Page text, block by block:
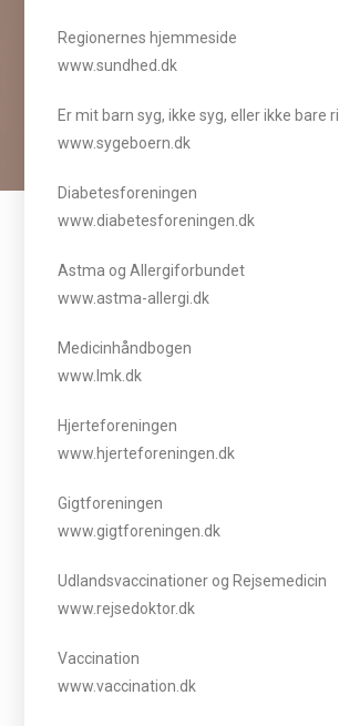
Regionernes hjemmeside
www.sundhed.dk
Er mit barn syg, ikke syg, eller ikke bare
www.sygeboern.dk
Diabetesforeningen
www.diabetesforeningen.dk
Astma og Allergiforbundet
www.astma-allergi.dk
Medicinhåndbogen
www.lmk.dk
Hjerteforeningen
www.hjerteforeningen.dk
Gigtforeningen
www.gigtforeningen.dk
Udlandsvaccinationer og Rejsemedicin
www.rejsedoktor.dk
Vaccination
www.vaccination.dk